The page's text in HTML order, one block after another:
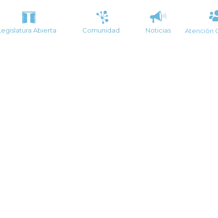
Abierta Comunidad Noticias Atención